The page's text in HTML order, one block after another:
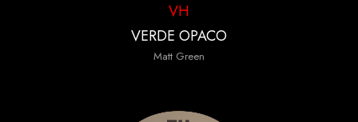
VH
VERDE OPACO
Matt Green